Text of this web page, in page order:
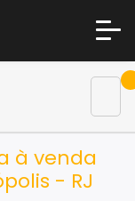
à venda
- RJ